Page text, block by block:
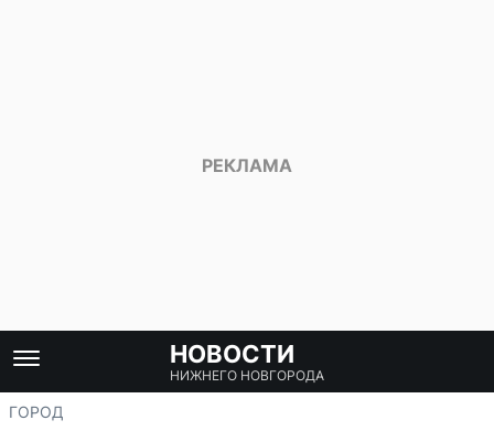
НОВОСТИ
НИЖНЕГО НОВГОРОДА
ГОРОД